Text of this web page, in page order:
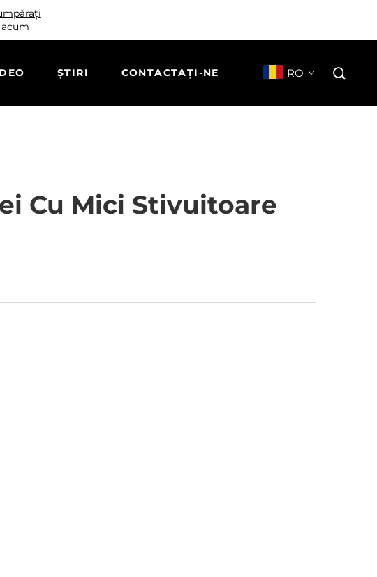
acum
ȘTIRI CONTACTAȚI-NE RO
Cu Mici Stivuitoare